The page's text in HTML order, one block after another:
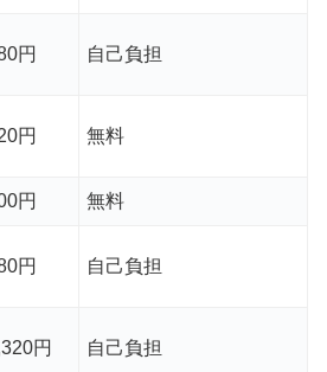
円 自己負担
円 無料
円 無料
円 自己負担
円 自己負担